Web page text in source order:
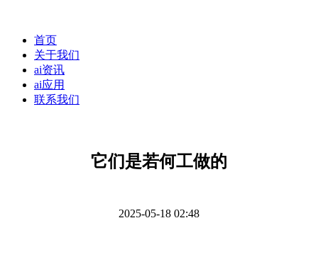
首页
关于我们
ai资讯
ai应用
联系我们
它们是若何工做的
2025-05-18 02:48